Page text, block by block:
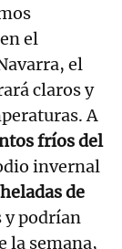
el
el
claros y
A
fríos del
invernal
heladas de
y podrían
la semana,